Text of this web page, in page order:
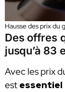
Hausse des prix du
Des offres
jusqu’à 83
Avec les prix
est